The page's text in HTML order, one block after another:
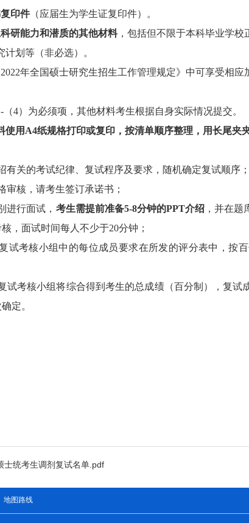
印件（应届生为学生证复印件）。
研能力和潜质的其他材料，包括但不限于本科毕业学校
划等（非必选）。
2022年全国硕士研究生招生工作管理规定》中可享受相
-（4）为必须项， 其他材料考生根据自身实际情况提交。
使用 A4纸规格打印或复印，按清单顺序整理，用长尾夹夹
有关的考试纪律、复试程序及要求，随机确定复试顺序；
审核，请考生签订承诺书；
进行面试， 考生需提前准备5-8分钟的PPT介绍 ，并在
，面试时间每人不少于20分钟；
试考核小组中的每位成员要求在所发的评分表中，按
试考核小组将综合得到考生的总成绩（百分制），复试
定。
士统考生调剂复试名单.pdf
地图路线